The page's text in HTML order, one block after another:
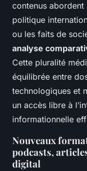
contenus abordent
politique
ou les faits de
analyse
Cette pluralité
équilibrée entre
technologiques et
un accès libre à
informationnelle
Nouveaux
podcasts,
digital